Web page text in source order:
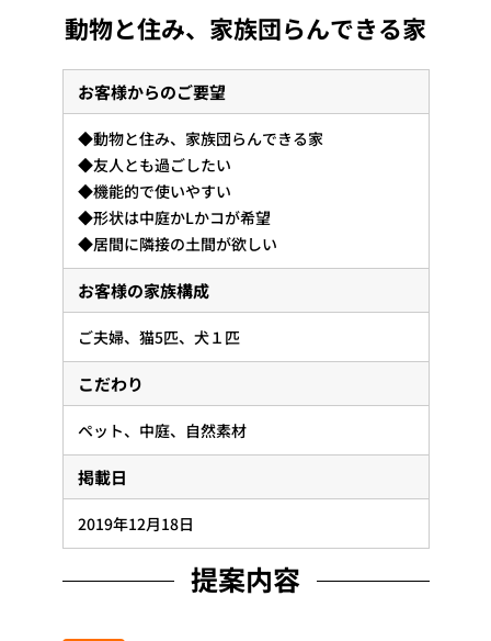
動物と住み、家族団らんできる家
お客様からのご要望
◆動物と住み、家族団らんできる家
◆友人とも過ごしたい
◆機能的で使いやすい
◆形状は中庭かLかコが希望
◆居間に隣接の土間が欲しい
お客様の家族構成
ご夫婦、猫5匹、犬１匹
こだわり
ペット 中庭 自然素材
掲載日
2019年12月18日
提案内容